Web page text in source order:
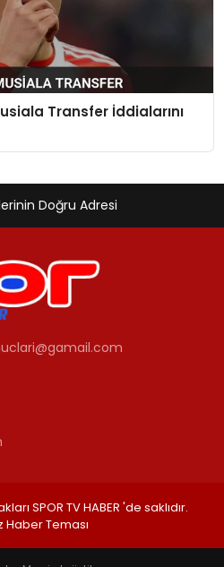
Transfer İddialarını
Doğru Adresi
SPOR TV HABER 'de saklıdır.
Haber Teması